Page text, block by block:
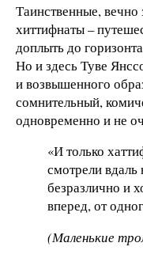
Таинственные,
хиттифнаты –
доплыть до
Но и здесь Туве
и возвышенного
сомнительный,
одновременно и не
«И только
смотрели
безразлично и
вперед, от
(Маленькие